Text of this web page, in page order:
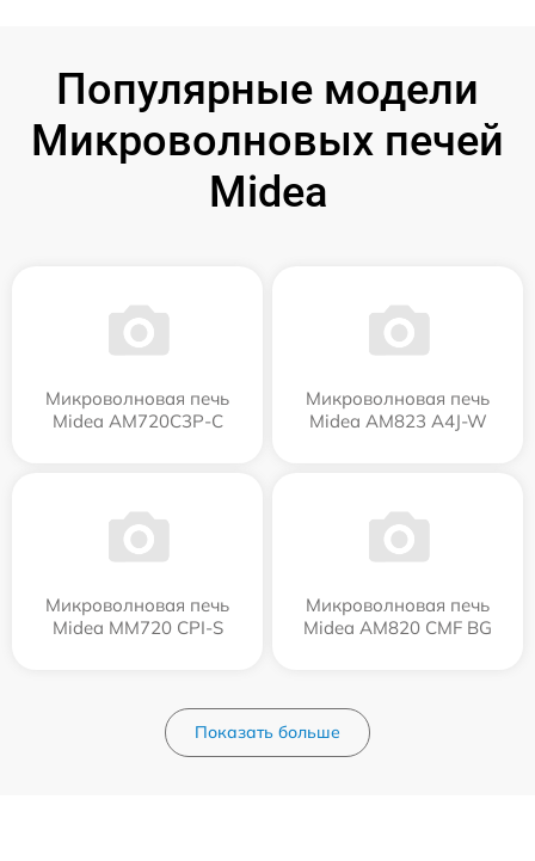
Популярные модели
Микроволновых печей
Midea
Микроволновая печь
Midea AM720C3P-C
Микроволновая печь
Midea AM823 A4J-W
Микроволновая печь
Midea MM720 CPI-S
Микроволновая печь
Midea AM820 CMF BG
Показать больше